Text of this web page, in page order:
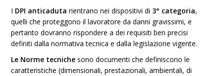
I DPI anticaduta rientrano nei dispositivi di 3° categoria,
quelli che proteggono il lavoratore da danni gravissimi, e
pertanto dovranno rispondere a dei requisiti ben precisi
definiti dalla normativa tecnica e dalla legislazione vigente.
Le Norme tecniche sono documenti che definiscono le
caratteristiche (dimensionali, prestazionali, ambientali, di